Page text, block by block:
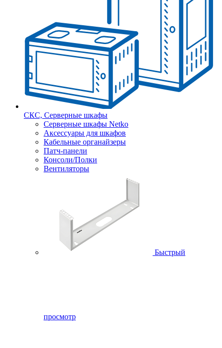
СКС, Серверные шкафы
Серверные шкафы Netko
Аксессуары для шкафов
Кабельные органайзеры
Патч-панели
Консоли/Полки
Вентиляторы
Быстрый
просмотр